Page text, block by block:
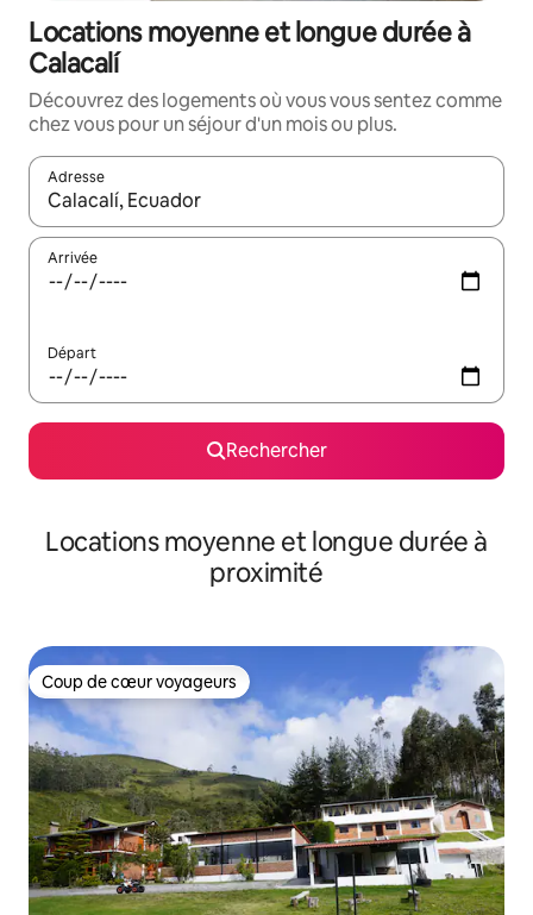
Locations moyenne et longue durée à
Calacalí
Découvrez des logements où vous vous sentez comme
chez vous pour un séjour d'un mois ou plus.
Adresse
Lorsque les résultats s'affichent, utilisez les flèches vers le
Arrivée
Départ
Rechercher
Locations moyenne et longue durée à
proximité
Coup de cœur voyageurs
Coup de cœur voyageurs